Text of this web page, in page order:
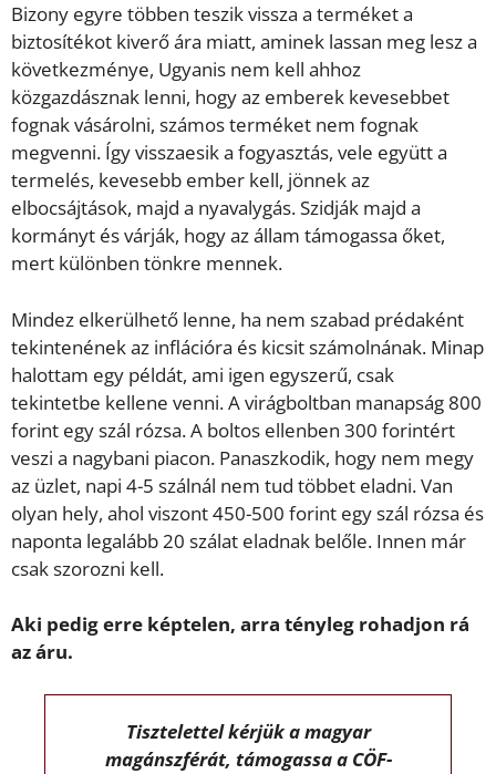
Bizony egyre többen teszik vissza a terméket a
biztosítékot kiverő ára miatt, aminek lassan meg lesz a
következménye, Ugyanis nem kell ahhoz
közgazdásznak lenni, hogy az emberek kevesebbet
fognak vásárolni, számos terméket nem fognak
megvenni. Így visszaesik a fogyasztás, vele együtt a
termelés, kevesebb ember kell, jönnek az
elbocsájtások, majd a nyavalygás. Szidják majd a
kormányt és várják, hogy az állam támogassa őket,
mert különben tönkre mennek.
Mindez elkerülhető lenne, ha nem szabad prédaként
tekintenének az inflációra és kicsit számolnának. Minap
halottam egy példát, ami igen egyszerű, csak
tekintetbe kellene venni. A virágboltban manapság 800
forint egy szál rózsa. A boltos ellenben 300 forintért
veszi a nagybani piacon. Panaszkodik, hogy nem megy
az üzlet, napi 4-5 szálnál nem tud többet eladni. Van
olyan hely, ahol viszont 450-500 forint egy szál rózsa és
naponta legalább 20 szálat eladnak belőle. Innen már
csak szorozni kell.
Aki pedig erre képtelen, arra tényleg rohadjon rá
az áru.
Tisztelettel kérjük a magyar
magánszférát, támogassa a CÖF-